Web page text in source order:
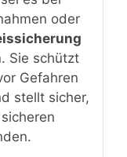
oder
. Sie schützt
Gefahren
stellt sicher,